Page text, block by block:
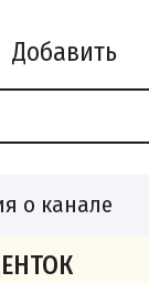
Добавить
о канале